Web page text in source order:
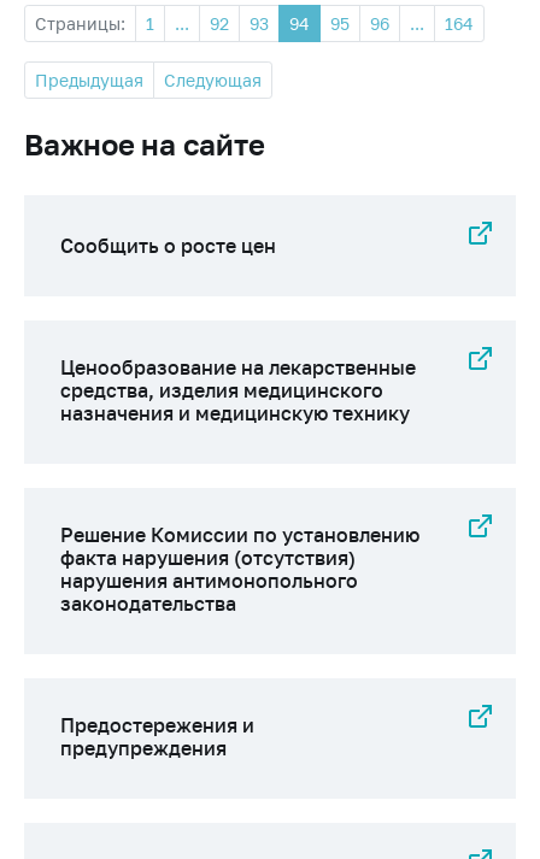
Страницы: 1 ... 92 93 94 95 96 ... 164
Предыдущая Следующая
Важное на сайте
Сообщить о росте цен
Ценообразование на лекарственные
средства, изделия медицинского
назначения и медицинскую технику
Решение Комиссии по установлению
факта нарушения (отсутствия)
нарушения антимонопольного
законодательства
Предостережения и
предупреждения